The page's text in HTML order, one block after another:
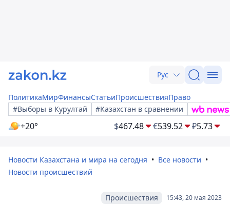
Рус
ПолитикаМирФинансыСтатьиПроисшествияПраво
#Выборы в Курултай
#Казахстан в сравнении
+20° $467.48 €539.52 ₽5.73
Новости Казахстана и мира на сегодня
Все новости
Новости происшествий
15:43, 20 мая 2023
Происшествия